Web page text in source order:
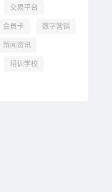
交易平台
会员卡 数字营销
新闻资讯
培训学校